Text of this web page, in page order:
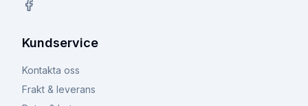
Kundservice
Kontakta oss
Frakt & leverans